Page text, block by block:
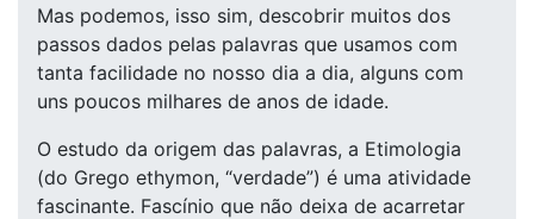
Mas podemos, isso sim, descobrir muitos dos
passos dados pelas palavras que usamos com
tanta facilidade no nosso dia a dia, alguns com
uns poucos milhares de anos de idade.
O estudo da origem das palavras, a Etimologia
(do Grego ethymon, “verdade”) é uma atividade
fascinante. Fascínio que não deixa de acarretar